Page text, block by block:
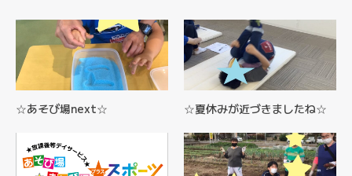
☆あそび場next☆ ☆夏休みが近づきましたね☆